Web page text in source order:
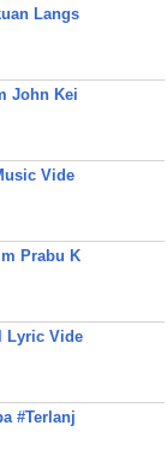
Langs
John Kei
Vide
Prabu K
Lyric Vide
#Terlanj